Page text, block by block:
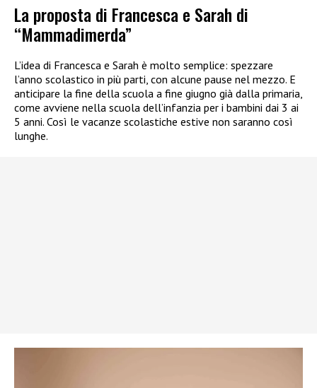
La proposta di Francesca e Sarah di
“Mammadimerda”
L’idea di Francesca e Sarah è molto semplice: spezzare
l’anno scolastico in più parti, con alcune pause nel mezzo. E
anticipare la fine della scuola a fine giugno già dalla primaria,
come avviene nella scuola dell’infanzia per i bambini dai 3 ai
5 anni. Così le vacanze scolastiche estive non saranno così
lunghe.